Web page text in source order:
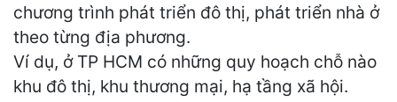
chương trình phát triển đô thị, phát triển nhà ở
theo từng địa phương.
Ví dụ, ở TP HCM có những quy hoạch chỗ nào
khu đô thị, khu thương mại, hạ tầng xã hội.